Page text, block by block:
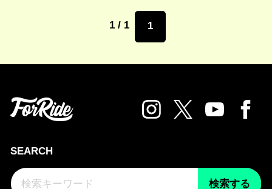
1 / 1 1
SEARCH
検索する